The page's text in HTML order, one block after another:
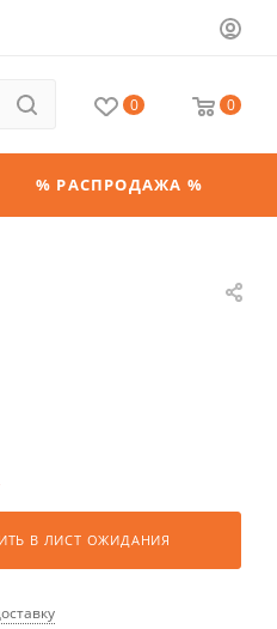
0 0
% РАСПРОДАЖА %
В ЛИСТ ОЖИДАНИЯ